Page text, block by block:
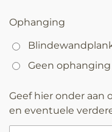
Ophanging
Geen ophanging
Geef hier onder aan
en eventuele